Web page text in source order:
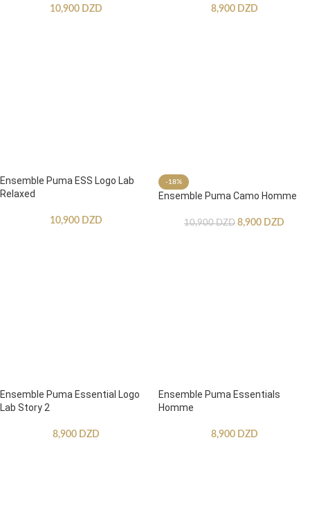
10,900 DZD 8,900 DZD
Ensemble Puma ESS Logo Lab
Relaxed
10,900 DZD
-18%
Ensemble Puma Camo Homme
10,900DZD 8,900 DZD
Ensemble Puma Essential Logo
Lab Story 2
8,900 DZD
Ensemble Puma Essentials
Homme
8,900 DZD